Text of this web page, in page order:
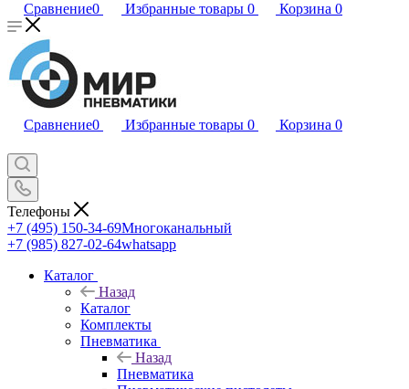
Сравнение0 Избранные товары 0 Корзина 0
Сравнение0 Избранные товары 0 Корзина 0
Телефоны
+7 (495) 150-34-69Многоканальный
+7 (985) 827-02-64whatsapp
Каталог
Назад
Каталог
Комплекты
Пневматика
Назад
Пневматика